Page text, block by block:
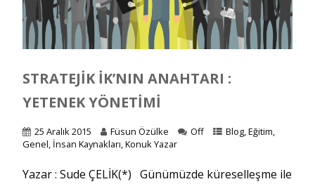
STRATEJIK İK’NIN ANAHTARI :
YETENEK YÖNETIMI
25 Aralık 2015 Füsun Özülke Off Blog,Eğitim,
Genel, İnsan Kaynakları,Konuk Yazar
Yazar : Sude ÇELİK(*) Günümüzde küreselleşme ile